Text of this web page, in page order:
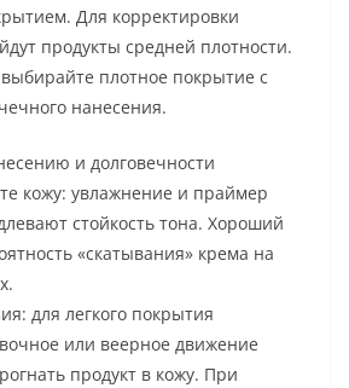
Для корректировки
продукты средней плотности.
плотное покрытие с
нанесения.
и долговечности
кожу: увлажнение и праймер
стойкость тона. Хороший
«скатывания» крема на
для легкого покрытия
или веерное движение
продукт в кожу. При